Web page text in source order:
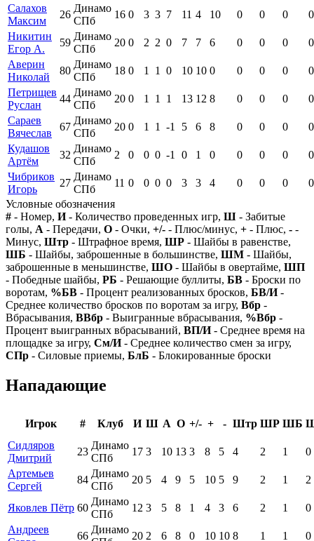
Салахов
Максим
26
Динамо
СПб
16 0 3 3 7 11 4 10 0 0 0
0
Никитин
Егор А.
59
Динамо
СПб
20 0 2 2 0 7 7 6 0 0 0
0
Аверин
Николай
80
Динамо
СПб
18 0 1 1 0 10 10 0 0 0 0
0
Петрищев
Руслан
44
Динамо
СПб
20 0 1 1 1 13 12 8 0 0 0
0
Сараев
Вячеслав
67
Динамо
СПб
20 0 1 1 -1 5 6 8 0 0 0
0
Кудашов
Артём
32
Динамо
СПб
2 0 0 0 -1 0 1 0 0 0 0
0
Чибриков
Игорь
27
Динамо
СПб
11 0 0 0 0 3 3 4 0 0 0
0
Условные обозначения
# - Номер, И- Количество проведенных игр, Ш - Забитые
голы, А - Передачи, О - Очки, +/- - Плюс/минус, + - Плюс, - -
Минус, Штр - Штрафное время, ШР - Шайбы в равенстве,
ШБ - Шайбы, заброшенные в большинстве, ШМ - Шайбы,
заброшенные в меньшинстве, ШО - Шайбы в овертайме, ШП
- Победные шайбы, РБ - Решающие буллиты, БВ - Броски по
воротам, %БВ - Процент реализованных бросков, БВ/И-
Среднее количество бросков по воротам за игру, Вбр -
Вбрасывания, ВВбр - Выигранные вбрасывания, %Вбр -
Процент выигранных вбрасываний, ВП/И- Среднее время на
площадке за игру, См/И- Среднее количество смен за игру,
СПр - Силовые приемы, БлБ - Блокированные броски
Нападающие
Игрок # Клуб И Ш А О +/- + - Штр ШР ШБ
Сидляров
Дмитрий
23
Динамо
СПб
17 3 10 13 3 8 5 4 2 1
0
Артемьев
Сергей
84
Динамо
СПб
20 5 4 9 5 10 5 9 2 1 2
Яковлев Пётр 60
Динамо
СПб
12 3 5 8 1 4 3 6 2 1
0
Андреев
66
Динамо
20 2 6 8 0 10 10 8 1 1 0